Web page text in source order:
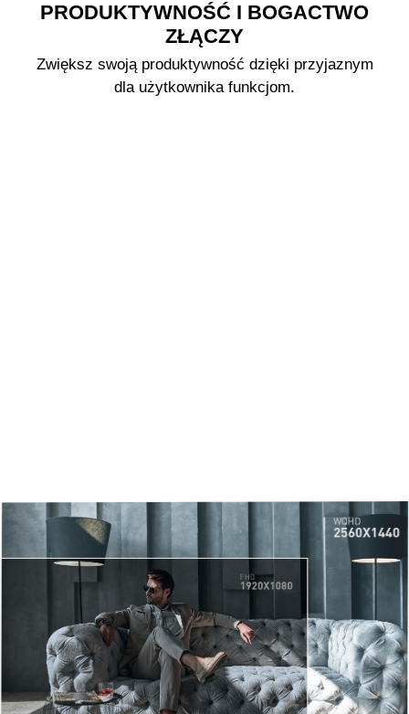
PRODUKTYWNOŚĆ I BOGACTWO
ZŁĄCZY
Zwiększ swoją produktywność dzięki przyjaznym
dla użytkownika funkcjom.